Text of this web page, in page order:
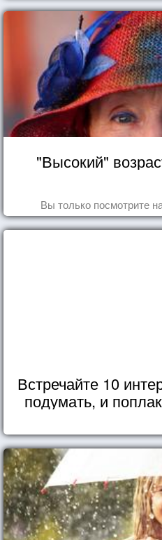
"Высокий"
Вы только посмотрите
Встречайте 10
подумать, и